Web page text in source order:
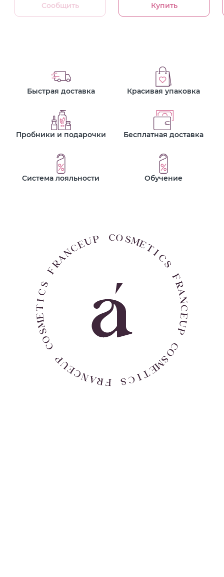
Сообщить Купить
Быстрая доставка Красивая упаковка
Пробники и подарочки Бесплатная доставка
Система лояльности Обучение